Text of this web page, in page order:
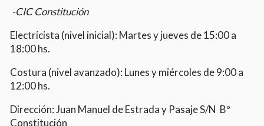
-CIC Constitución
Electricista (nivel inicial): Martes y jueves de 15:00 a
18:00 hs.
Costura (nivel avanzado): Lunes y miércoles de 9:00 a
12:00 hs.
Dirección: Juan Manuel de Estrada y Pasaje S/N Bº
Constitución